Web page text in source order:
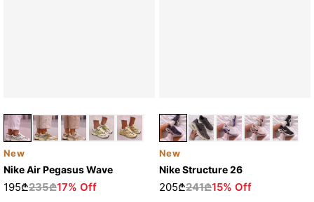
New
Nike Air Pegasus Wave
195₾235₾17% Off
New
Nike Structure 26
205₾241₾15% Off